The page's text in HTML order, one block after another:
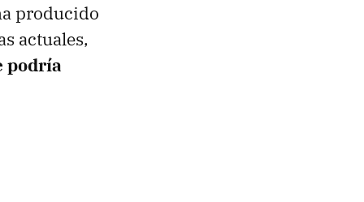
producido
actuales,
podría